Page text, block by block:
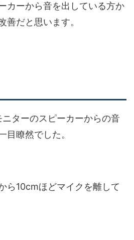
カーから音を出している方か
善だと思います。
ターのスピーカーからの音
目瞭然でした。
ら10cmほどマイクを離して